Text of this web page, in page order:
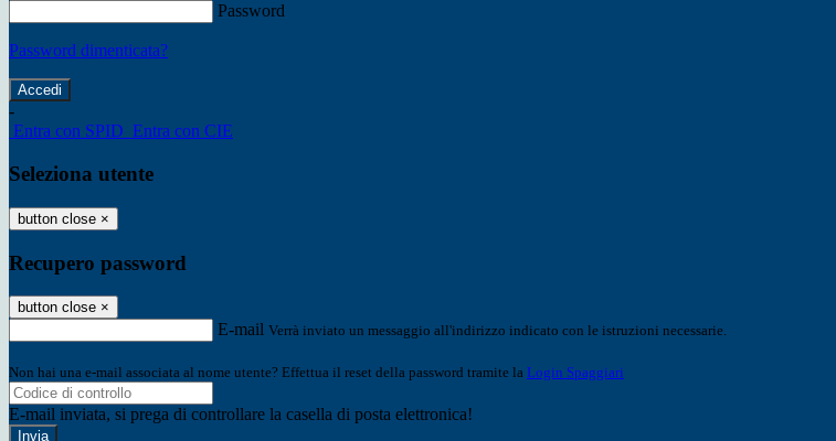
Password
Password dimenticata?
-
Entra con SPID Entra con CIE
Seleziona utente
button close ×
Recupero password
button close ×
E-mail Verrà inviato un messaggio all'indirizzo indicato con le istruzioni necessarie.
Non hai una e-mail associata al nome utente? Effettua il reset della password tramite la Login Spaggiari
E-mail inviata, si prega di controllare la casella di posta elettronica!